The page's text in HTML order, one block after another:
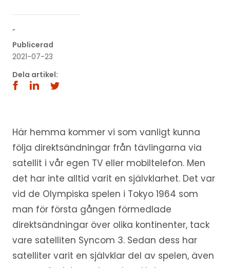
´
Publicerad
2021-07-23
Dela artikel:
Här hemma kommer vi som vanligt kunna
följa direktsändningar från tävlingarna via
satellit i vår egen TV eller mobiltelefon. Men
det har inte alltid varit en självklarhet. Det var
vid de Olympiska spelen i Tokyo 1964 som
man för första gången förmedlade
direktsändningar över olika kontinenter, tack
vare satelliten Syncom 3. Sedan dess har
satelliter varit en självklar del av spelen, även